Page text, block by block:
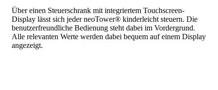
Über einen Steuerschrank mit integriertem Touchscreen-
Display lässt sich jeder neoTower® kinderleicht steuern. Die
benutzerfreundliche Bedienung steht dabei im Vordergrund.
Alle relevanten Werte werden dabei bequem auf einem Display
angezeigt.